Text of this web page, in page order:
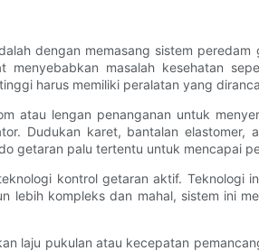
dengan memasang sistem
masalah kesehatan
harus memiliki peralatan yang
atau lengan penanganan untuk
Dudukan karet, bantalan elastomer,
getaran palu tertentu untuk mencapai
kontrol getaran aktif. Teknologi
kompleks dan mahal, sistem ini
laju pukulan atau kecepatan